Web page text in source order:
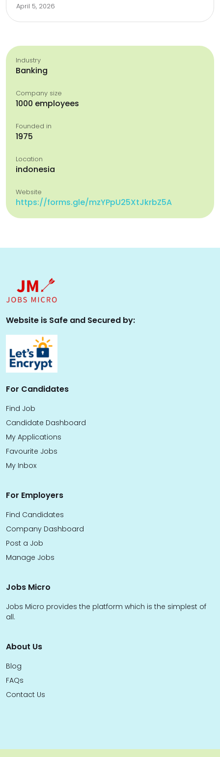
April 5, 2026
Industry
Banking
Company size
1000 employees
Founded in
1975
Location
indonesia
Website
https://forms.gle/mzYPpU25XtJkrbZ5A
Website is Safe and Secured by:
For Candidates
Find Job
Candidate Dashboard
My Applications
Favourite Jobs
My Inbox
For Employers
Find Candidates
Company Dashboard
Post a Job
Manage Jobs
Jobs Micro
Jobs Micro provides the platform which is the simplest of
all.
About Us
Blog
FAQs
Contact Us